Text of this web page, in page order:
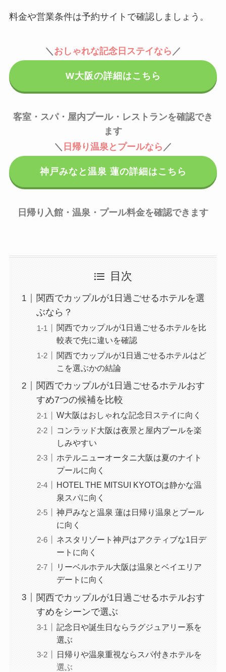
料金や営業条件は予約サイトで確認しましょう。
＼ おしゃれな記念日ステイなら ／
W大阪の詳細はこちら
客室・スパ・屋内プール・レストランを確認でき
ます
＼ 日帰り温泉とプールなら ／
神戸みなと温泉 蓮の詳細はこちら
日帰り入館・温泉・プール料金を確認できます
目次
関西でカップルが1日過ごせるホテルを選
ぶなら？
関西でカップルが1日過ごせるホテルを比
較表で先に違いを確認
関西でカップルが1日過ごせるホテルはど
こを選ぶかの結論
関西でカップルが1日過ごせるホテルおす
すめ7つの候補を比較
W大阪はおしゃれな記念日ステイに向く
コンラッド大阪は夜景と屋内プールを楽
しみやすい
ホテルニューオータニ大阪は夏のナイト
プールに向く
HOTEL THE MITSUI KYOTOは静かな温
泉スパに向く
神戸みなと温泉 蓮は日帰り温泉とプール
に向く
ネスタリゾート神戸はアクティブな1日デ
ートに向く
リーベルホテル大阪は温泉とベイエリア
デートに向く
関西でカップルが1日過ごせるホテルおす
すめをシーンで選ぶ
記念日や誕生日ならラグジュアリー系を
選ぶ
日帰りや温泉重視ならスパ付きホテルを
選ぶ